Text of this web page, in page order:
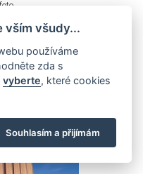
vším všudy...
používáme
zda s
vyberte, které cookies
Souhlasím a přijímám